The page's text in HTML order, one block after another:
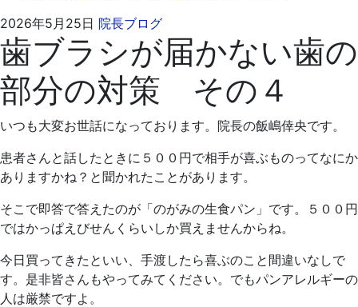
2026年5月25日 院長ブログ2026
年
6
日
飯
嶋
歯
院
歯ブラシが届かない歯の
部分の対策 その４
いつも大変お世話になっております。院長の飯嶋倖央です。
患者さんと話したときに５００円で相手が喜ぶものってなにか
ありますかね？と聞かれたことがあります。
そこで即答で答えたのが「のがみの生食パン」です。５００円
ではかっぱえびせんくらいしか買えませんからね。
今日買ってきたといい、手渡したら喜ぶのこと間違いなしで
す。是非皆さんもやってみてください。でもパンアレルギーの
人は厳禁ですよ。